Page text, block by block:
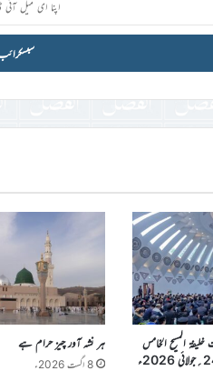
المسیح الخامس
ہر نشہ آور چیز حرام ہے
8 اگست 2026ء